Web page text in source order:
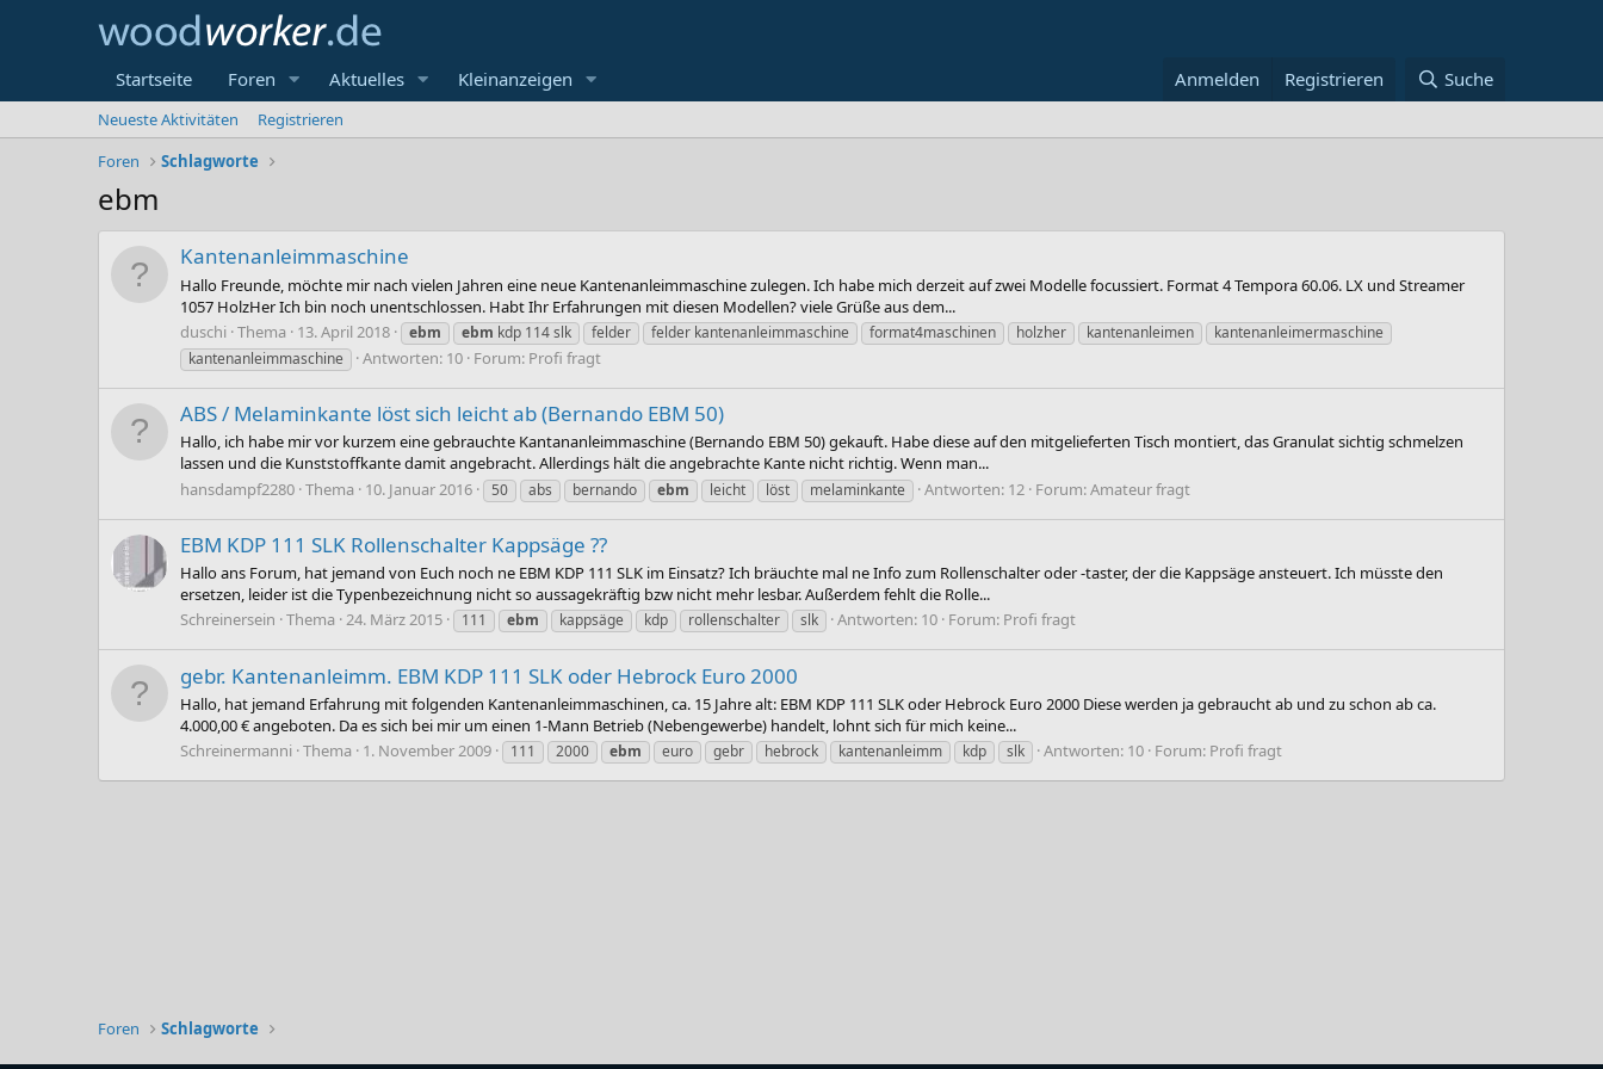
Startseite Foren Aktuelles Kleinanzeigen Anmelden Registrieren Suche
Neueste Aktivitäten
Registrieren
Foren
Schlagworte
ebm
Kantenanleimmaschine
Hallo Freunde, möchte mir nach vielen Jahren eine neue Kantenanleimmaschine zulegen. Ich habe mich derzeit auf zwei Modelle focussiert. Format 4 Tempora 60.06. LX und Streamer
1057 HolzHer Ich bin noch unentschlossen. Habt Ihr Erfahrungen mit diesen Modellen? viele Grüße aus dem...
duschi Thema 13. April 2018 ebm ebm kdp 114 slk felder felder kantenanleimmaschine format4maschinen holzher kantenanleimen
kantenanleimermaschine
kantenanleimmaschine
Antworten: 10 Forum: Profi fragt
ABS / Melaminkante löst sich leicht ab (Bernando EBM 50)
Hallo, ich habe mir vor kurzem eine gebrauchte Kantananleimmaschine (Bernando EBM 50) gekauft. Habe diese auf den mitgelieferten Tisch montiert, das Granulat sichtig schmelzen
lassen und die Kunststoffkante damit angebracht. Allerdings hält die angebrachte Kante nicht richtig. Wenn man...
hansdampf2280 Thema 10. Januar 2016 50 abs bernando ebm leicht löst melaminkante Antworten: 12 Forum:Amateur fragt
EBM KDP 111 SLK Rollenschalter Kappsäge ??
Hallo ans Forum, hat jemand von Euch noch ne EBM KDP 111 SLK im Einsatz? Ich bräuchte mal ne Info zum Rollenschalter oder -taster, der die Kappsäge ansteuert. Ich müsste den
ersetzen, leider ist die Typenbezeichnung nicht so aussagekräftig bzw nicht mehr lesbar. Außerdem fehlt die Rolle...
Schreinersein Thema 24. März 2015 111 ebm kappsäge kdp rollenschalter slk Antworten: 10 Forum: Profi fragt
gebr. Kantenanleimm. EBM KDP 111 SLK oder Hebrock Euro 2000
Hallo, hat jemand Erfahrung mit folgenden Kantenanleimmaschinen, ca. 15 Jahre alt: EBM KDP 111 SLK oder Hebrock Euro 2000 Diese werden ja gebraucht ab und zu schon ab ca.
4.000,00 € angeboten. Da es sich bei mir um einen 1-Mann Betrieb (Nebengewerbe) handelt, lohnt sich für mich keine...
Schreinermanni Thema 1. November 2009 111 2000 ebm euro gebr hebrock kantenanleimm kdp slk Antworten: 10 Forum: Profi fragt
Foren Schlagworte